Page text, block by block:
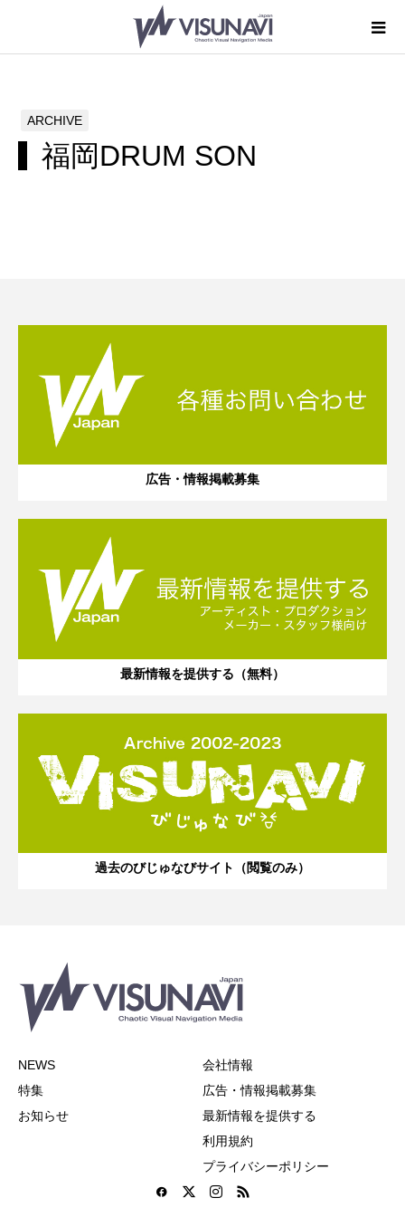
福岡DRUM SON
ARCHIVE
広告・情報掲載募集
最新情報を提供する（無料）
過去のびじゅなびサイト（閲覧のみ）
NEWS
特集
お知らせ
会社情報
広告・情報掲載募集
最新情報を提供する
利用規約
プライバシーポリシー